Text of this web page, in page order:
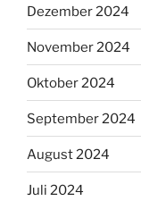
Dezember 2024
November 2024
Oktober 2024
September 2024
August 2024
Juli 2024